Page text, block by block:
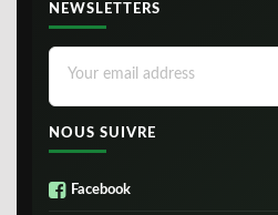
NEWSLETTERS
NOUS SUIVRE
Facebook